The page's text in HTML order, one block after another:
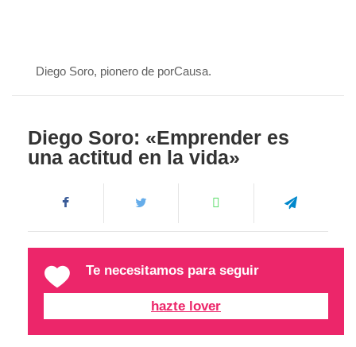
Diego Soro, pionero de porCausa.
Diego Soro: «Emprender es
una actitud en la vida»
Te necesitamos para seguir
hazte lover